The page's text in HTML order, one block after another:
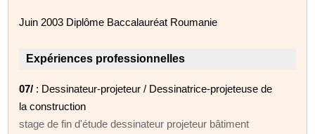
Juin 2003 Diplôme Baccalauréat Roumanie
Expériences professionnelles
07/ : Dessinateur-projeteur / Dessinatrice-projeteuse de
la construction
stage de fin d'étude dessinateur projeteur bâtiment